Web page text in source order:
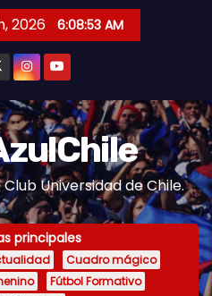
2026 6:08:54 AM
Universidad de Chile.
principales
Cuadro mágico
Fútbol Formativo